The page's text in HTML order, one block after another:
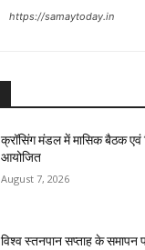
https://samaytoday.in
क्रॉसिंग मंडल में मासिक बैठक एवं
आयोजित
August 7, 2026
विश्व स्तनपान सप्ताह के समापन